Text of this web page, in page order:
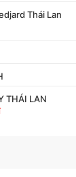
Thái Lan
THÁI LAN